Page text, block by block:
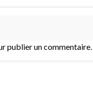
publier un commentaire.